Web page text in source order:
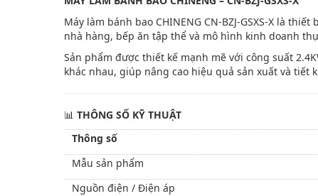
Máy làm bánh bao CHINENG CN-BZJ-GSXS-X là
nhà hàng, bếp ăn tập thể và mô hình kinh doanh
Sản phẩm được thiết kế mạnh mẽ với công suất
khác nhau, giúp nâng cao hiệu quả sản xuất và tiết
📊THÔNG SỐ KỸ THUẬT
Thông số
Mẫu sản phẩm
Nguồn điện / Điện áp